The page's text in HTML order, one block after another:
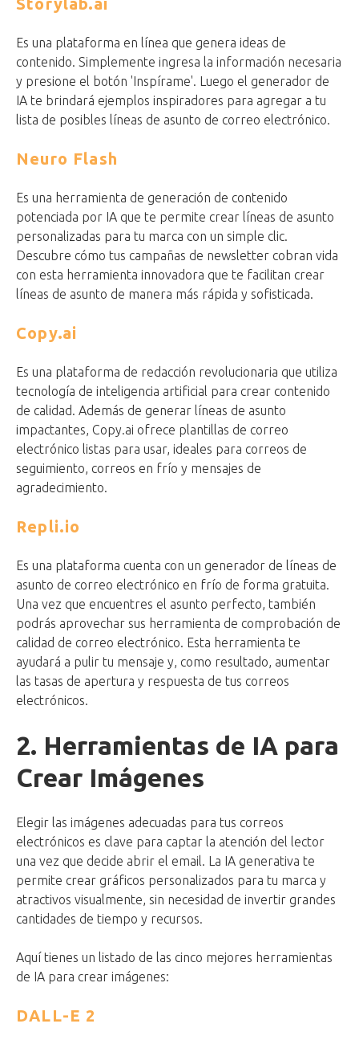
Storylab.ai
Es una plataforma en línea que genera ideas de
contenido. Simplemente ingresa la información necesaria
y presione el botón 'Inspírame'. Luego el generador de
IA te brindará ejemplos inspiradores para agregar a tu
lista de posibles líneas de asunto de correo electrónico.
Neuro Flash
Es una herramienta de generación de contenido
potenciada por IA que te permite crear líneas de asunto
personalizadas para tu marca con un simple clic.
Descubre cómo tus campañas de newsletter cobran vida
con esta herramienta innovadora que te facilitan crear
líneas de asunto de manera más rápida y sofisticada.
Copy.ai
Es una plataforma de redacción revolucionaria que utiliza
tecnología de inteligencia artificial para crear contenido
de calidad. Además de generar líneas de asunto
impactantes, Copy.ai ofrece plantillas de correo
electrónico listas para usar, ideales para correos de
seguimiento, correos en frío y mensajes de
agradecimiento.
Repli.io
Es una plataforma cuenta con un generador de líneas de
asunto de correo electrónico en frío de forma gratuita.
Una vez que encuentres el asunto perfecto, también
podrás aprovechar sus herramienta de comprobación de
calidad de correo electrónico. Esta herramienta te
ayudará a pulir tu mensaje y, como resultado, aumentar
las tasas de apertura y respuesta de tus correos
electrónicos.
2. Herramientas de IA para
Crear Imágenes
Elegir las imágenes adecuadas para tus correos
electrónicos es clave para captar la atención del lector
una vez que decide abrir el email. La IA generativa te
permite crear gráficos personalizados para tu marca y
atractivos visualmente, sin necesidad de invertir grandes
cantidades de tiempo y recursos.
Aquí tienes un listado de las cinco mejores herramientas
de IA para crear imágenes:
DALL-E 2